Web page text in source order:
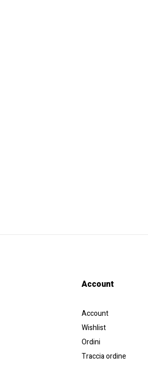
Account​
Account
Wishlist
Ordini
Traccia ordine